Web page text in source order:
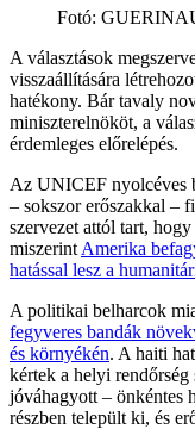
Fotó:
A választások
visszaállítására
hatékony. Bár tavaly
miniszterelnököt, a
érdemleges előrelépés.
Az UNICEF nyolcéves
– sokszor erőszakkal –
szervezet attól tart,
miszerint Amerika
hatással lesz a
A politikai belharcok
fegyveres bandák
és környékén. A haiti
kértek a helyi
jóváhagyott – önkéntes
részben települt ki, és